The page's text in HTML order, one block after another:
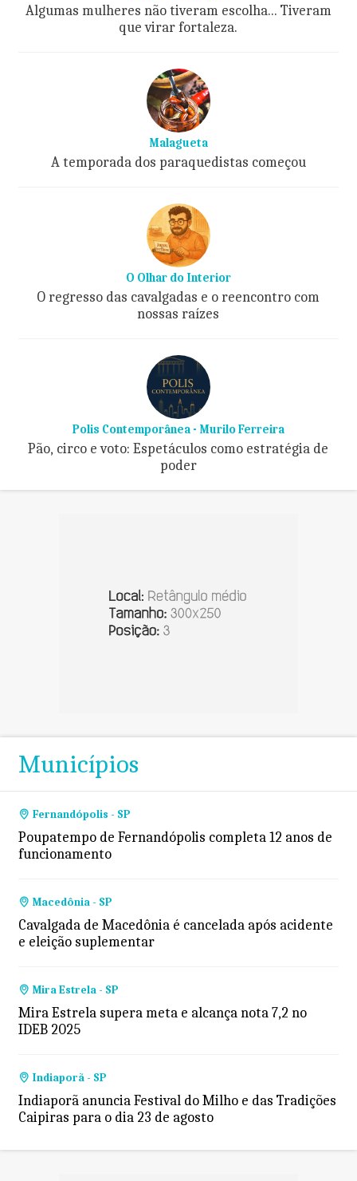
Algumas mulheres não tiveram escolha... Tiveram
que virar fortaleza.
Malagueta
A temporada dos paraquedistas começou
O Olhar do Interior
O regresso das cavalgadas e o reencontro com
nossas raízes
Polis Contemporânea - Murilo Ferreira
Pão, circo e voto: Espetáculos como estratégia de
poder
Municípios
Fernandópolis - SP
Poupatempo de Fernandópolis completa 12 anos de
funcionamento
Macedônia - SP
Cavalgada de Macedônia é cancelada após acidente
e eleição suplementar
Mira Estrela - SP
Mira Estrela supera meta e alcança nota 7,2 no
IDEB 2025
Indiaporã - SP
Indiaporã anuncia Festival do Milho e das Tradições
Caipiras para o dia 23 de agosto